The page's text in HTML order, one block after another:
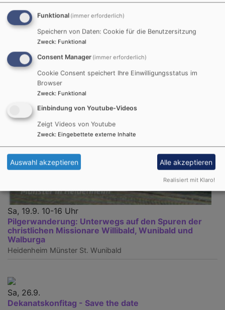
Sa, 19.9. 10-16 Uhr
Pilgerwanderung: Unterwegs auf den Spuren der
christlichen Missionare Willibald, Wunibald und
Walburga
Heidenheim Münster St. Wunibald
Sa, 26.9.
Dekanatskonfitag - Save the date
Funktional (immer erforderlich)
Speichern von Daten: Cookie für die Benutzersitzung
Zweck: Funktional
Consent Manager (immer erforderlich)
Cookie Consent speichert Ihre Einwilligungsstatus im
Browser
Zweck: Funktional
Einbindung von Youtube-Videos
Zeigt Videos von Youtube
Zweck: Eingebettete externe Inhalte
Auswahl akzeptieren Alle akzeptieren
Realisiert mit Klaro!